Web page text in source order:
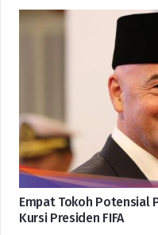
Empat Tokoh Potensial
Kursi Presiden FIFA